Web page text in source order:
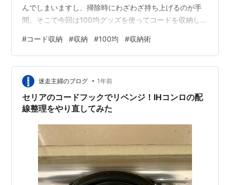
んでしまいますし、掃除時にわざわざ持ち上げるのが手
間。そこで今回は100均グッズを使ってコードを収納して
た様子をおとどけします。 「100均のフックを使ってコ
ードを収納したい」「家電のコードを収納したい」とい
う方は、ぜひ参考にしてくださいね。 すぐに使いたい家
電！でもコードが邪魔！！ コード収納は100均フックが
おすすめ 透明だから目立ちにくい 設置 コード収納で床
がスッキリ…
#コード収納 #収納 #100均 #収納術
迷走主婦のブログ • 1年前
セリアのコードフックでリベンジ！IHコンロの配
線整理をやり直してみた